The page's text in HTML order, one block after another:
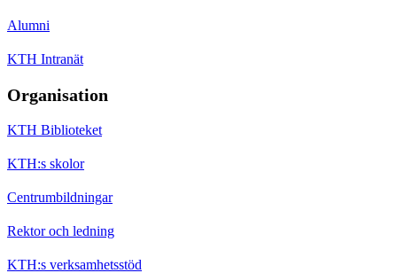
Alumni
KTH Intranät
Organisation
KTH Biblioteket
KTH:s skolor
Centrumbildningar
Rektor och ledning
KTH:s verksamhetsstöd